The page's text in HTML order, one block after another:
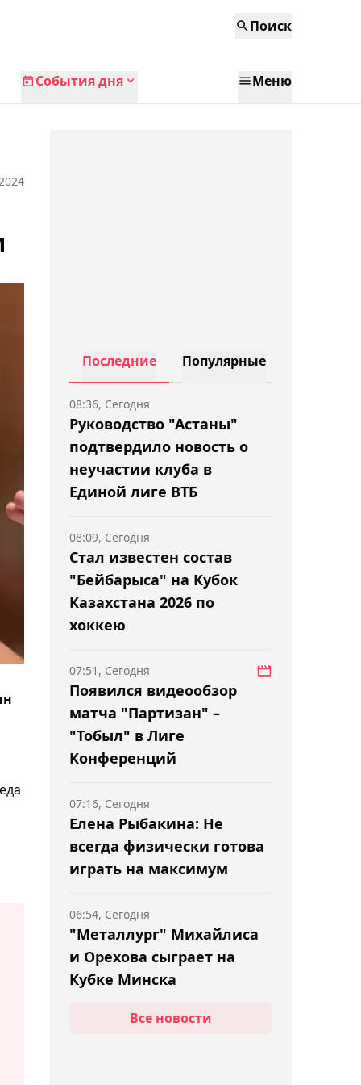
Поиск
События дня Меню
Последние Популярные
Руководство "Астаны"
подтвердило новость о
неучастии клуба в
Единой лиге ВТБ
08:36, Сегодня
Стал известен состав
"Бейбарыса" на Кубок
Казахстана 2026 по
хоккею
08:09, Сегодня
Появился видеообзор
матча "Партизан" –
"Тобыл" в Лиге
Конференций
07:51, Сегодня
Елена Рыбакина: Не
всегда физически готова
играть на максимум
07:16, Сегодня
"Металлург" Михайлиса
и Орехова сыграет на
Кубке Минска
06:54, Сегодня
06:30, СегодняВсе новости